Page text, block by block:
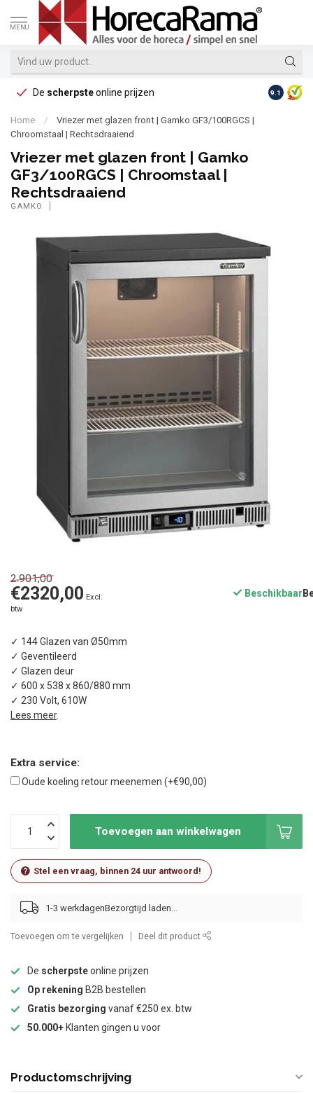
MENU
De scherpsteonline prijzen Op
9.1
Home /
Vriezer met glazen front | Gamko GF3/100RGCS |
Chroomstaal | Rechtsdraaiend
Vriezer met glazen front | Gamko
GF3/100RGCS | Chroomstaal |
Rechtsdraaiend
GAMKO
2.901,00
€2320,00 Excl.
btw
Beschikbaar
✓ 144 Glazen van Ø50mm
✓ Geventileerd
✓ Glazen deur
✓ 600 x 538 x 860/880 mm
✓ 230 Volt, 610W
Lees meer.
Extra service:
Oude koeling retour meenemen (+€90,00)
Toevoegen aan winkelwagen
Stel een vraag, binnen 24 uur antwoord!
1-3 werkdagen
Toevoegen om te vergelijken Deel dit product
De scherpsteonline prijzen
Op rekening B2B bestellen
Gratis bezorging vanaf €250 ex. btw
50.000+ Klanten gingen u voor
Productomschrijving